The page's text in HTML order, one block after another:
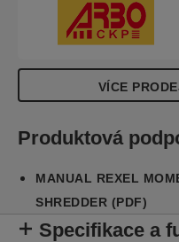
VÍCE
Produktová
MANUAL REXEL
SHREDDER (PDF)
Specifikace a